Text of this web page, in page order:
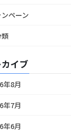
ペーン
イブ
年8月
年7月
年6月